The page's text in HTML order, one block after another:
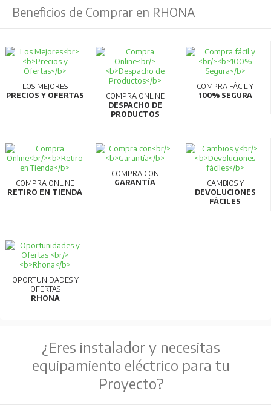
Beneficios de Comprar en RHONA
LOS MEJORES
PRECIOS Y OFERTAS
COMPRA ONLINE
DESPACHO DE
PRODUCTOS
COMPRA FÁCIL Y
100% SEGURA
COMPRA ONLINE
RETIRO EN TIENDA
COMPRA CON
GARANTÍA
CAMBIOS Y
DEVOLUCIONES
FÁCILES
OPORTUNIDADES Y
OFERTAS
RHONA
¿Eres instalador y necesitas
equipamiento eléctrico para tu
Proyecto?